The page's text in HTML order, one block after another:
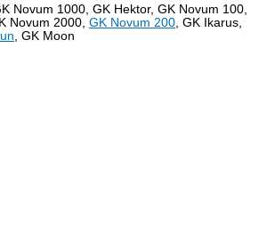
Novum 1000, GK Hektor, GK Novum 100,
Novum 2000, GK Novum 200, GK Ikarus,
, GK Moon